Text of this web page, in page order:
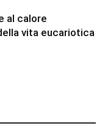
al calore
vita eucariotica